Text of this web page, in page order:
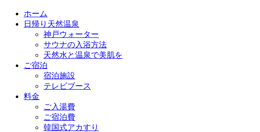
ホーム
日帰り天然温泉
神戸ウォーター
サウナの入浴方法
天然水と温泉で美肌を
ご宿泊
宿泊施設
テレビブース
料金
ご入湯費
ご宿泊費
韓国式アカすり